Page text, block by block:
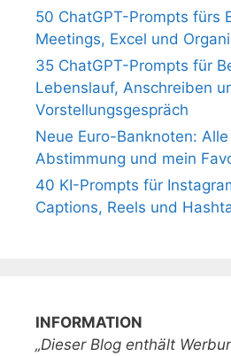
50 ChatGPT-Prompts fürs
Meetings, Excel und
35 ChatGPT-Prompts für
Lebenslauf, Anschreiben
Vorstellungsgespräch
Neue Euro-Banknoten:
Abstimmung und mein
40 KI-Prompts für
Captions, Reels und
INFORMATION
„Dieser Blog enthält